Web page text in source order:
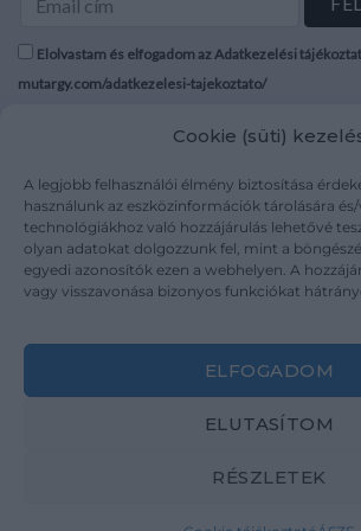
Cookie (süti)
A legjobb felhasználói élmény biztosítása
használunk az eszközinformációk tárolására és/
technológiákhoz való hozzájárulás lehetővé
olyan adatokat dolgozzunk fel, mint a
egyedi azonosítók ezen a webhelyen. A
vagy visszavonása bizonyos funkciókat
ELFOGADOM
ELUTASÍTOM
RÉSZLETEK
Elolvastam és elfogadom az Adatkezelési
mutargy.com/adatkezelesi-tajekoztato/
Médiaajánlat
Karrier
Kapcsolat
Áraink
ÁSZF